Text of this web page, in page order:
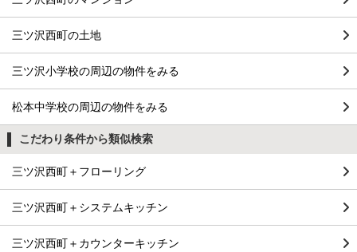
三ツ沢西町の土地
三ツ沢小学校の周辺の物件をみる
松本中学校の周辺の物件をみる
こだわり条件から類似検索
三ツ沢西町＋フローリング
三ツ沢西町＋システムキッチン
三ツ沢西町＋カウンターキッチン